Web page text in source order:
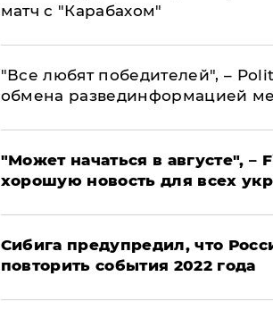
матч с "Карабахом"
​"Все любят победителей", –
обмена развединформацией
"Может начаться в августе", –
хорошую новость для всех
Сибига предупредил, что
повторить события 2022 года